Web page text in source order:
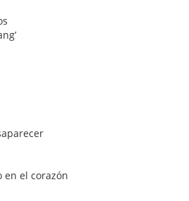
en el corazón